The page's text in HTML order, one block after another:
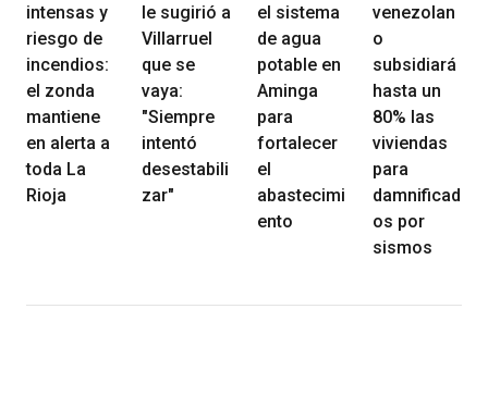
intensas y
riesgo de
incendios:
el zonda
mantiene
en alerta a
toda La
Rioja
le sugirió a
Villarruel
que se
vaya:
"Siempre
intentó
desestabili
zar"
el sistema
de agua
potable en
Aminga
para
fortalecer
el
abastecimi
ento
venezolan
o
subsidiará
hasta un
80% las
viviendas
para
damnificad
os por
sismos